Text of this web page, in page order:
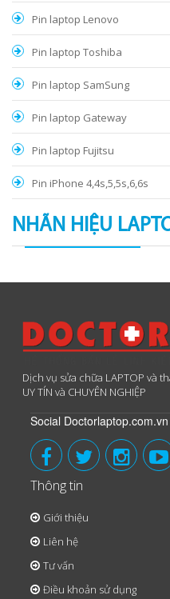
Pin laptop Lenovo
Pin laptop Toshiba
Pin laptop SamSung
Pin laptop Gateway
Pin laptop Fujitsu
Pin iPhone 4,4s,5,5s,6,6s
NHÃN HIỆU
Dịch vụ sửa chữa LAPTOP và
UY TÍN và CHUYÊN NGHIỆP
Social Doctorlaptop.com.vn
Thông tin
Giới thiệu
Liên hệ
Tư vấn
Điều khoản sử dụng